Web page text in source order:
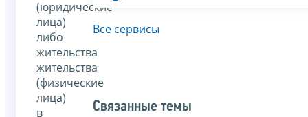
(юридические
лица)
либо
жительства
жительства
(физические
лица)
в
Все сервисы
Связанные темы